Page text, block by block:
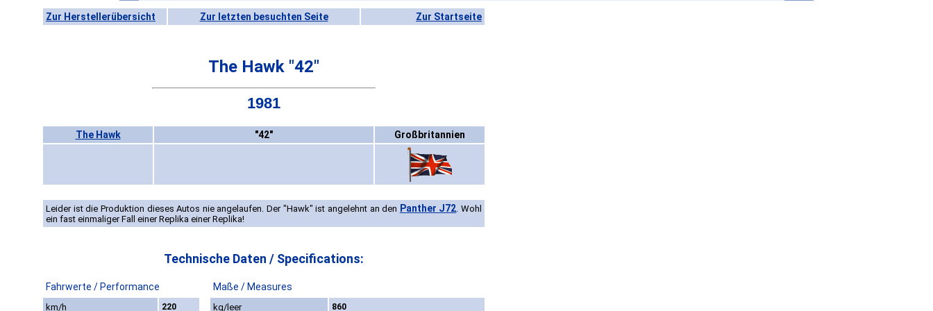
Zur Herstellerübersicht Zur letzten besuchten Seite Zur Startseite
The Hawk "42"
1981
The Hawk "42" Großbritannien
Leider ist die Produktion dieses Autos nie angelaufen. Der "Hawk" ist angelehnt an den Panther J72. Wohl
ein fast einmaliger Fall einer Replika einer Replika!
Technische Daten / Specifications:
Fahrwerte / Performance Maße / Measures
km/h 220 kg/leer 860